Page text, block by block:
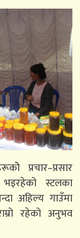
प्रचार–प्रसार
स्टलका
अहिल्य गाउँमा
रहेको अनुभव